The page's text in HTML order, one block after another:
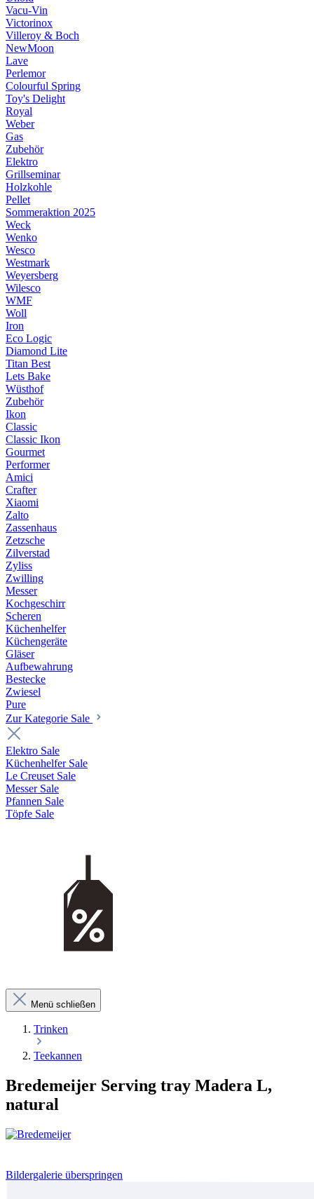
Vacu-Vin
Victorinox
Villeroy & Boch
NewMoon
Lave
Perlemor
Colourful Spring
Toy's Delight
Royal
Weber
Gas
Zubehör
Elektro
Grillseminar
Holzkohle
Pellet
Sommeraktion 2025
Weck
Wenko
Wesco
Westmark
Weyersberg
Wilesco
WMF
Woll
Iron
Eco Logic
Diamond Lite
Titan Best
Lets Bake
Wüsthof
Zubehör
Ikon
Classic
Classic Ikon
Gourmet
Performer
Amici
Crafter
Xiaomi
Zalto
Zassenhaus
Zetzsche
Zilverstad
Zyliss
Zwilling
Messer
Kochgeschirr
Scheren
Küchenhelfer
Küchengeräte
Gläser
Aufbewahrung
Bestecke
Zwiesel
Pure
Zur Kategorie Sale
Elektro Sale
Küchenhelfer Sale
Le Creuset Sale
Messer Sale
Pfannen Sale
Töpfe Sale
Menü schließen
Trinken
Teekannen
Bredemeijer Serving tray Madera L,
natural
Bildergalerie überspringen